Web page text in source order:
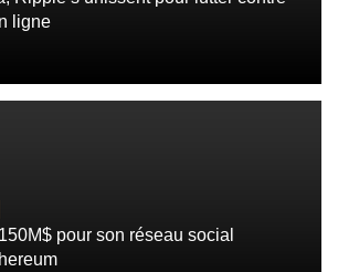
ligne
pour son réseau social